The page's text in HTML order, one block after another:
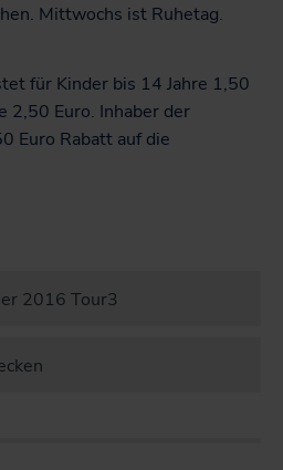
Mittwochs ist Ruhetag.
für Kinder bis 14 Jahre 1,50
2,50 Euro. Inhaber der
Euro Rabatt auf die
2016 Tour3